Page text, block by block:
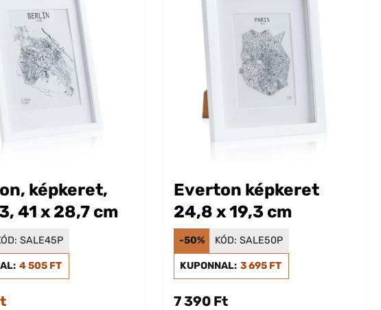
képkeret,
41 x 28,7 cm
SALE45P
4 505 FT
Everton képkeret
24,8 x 19,3 cm
-50% KÓD: SALE50P
KUPONNAL: 3 695 FT
7 390 Ft